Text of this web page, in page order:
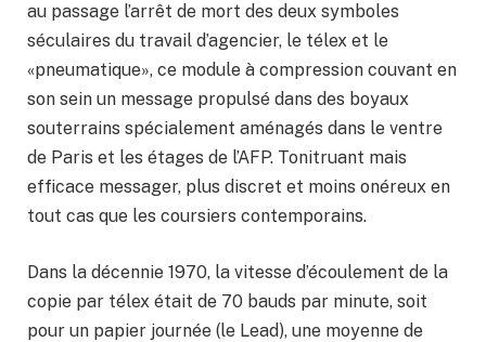
au passage l’arrêt de mort des deux symboles
séculaires du travail d’agencier, le télex et le
«pneumatique», ce module à compression couvant en
son sein un message propulsé dans des boyaux
souterrains spécialement aménagés dans le ventre
de Paris et les étages de l’AFP. Tonitruant mais
efficace messager, plus discret et moins onéreux en
tout cas que les coursiers contemporains.
Dans la décennie 1970, la vitesse d’écoulement de la
copie par télex était de 70 bauds par minute, soit
pour un papier journée (le Lead), une moyenne de